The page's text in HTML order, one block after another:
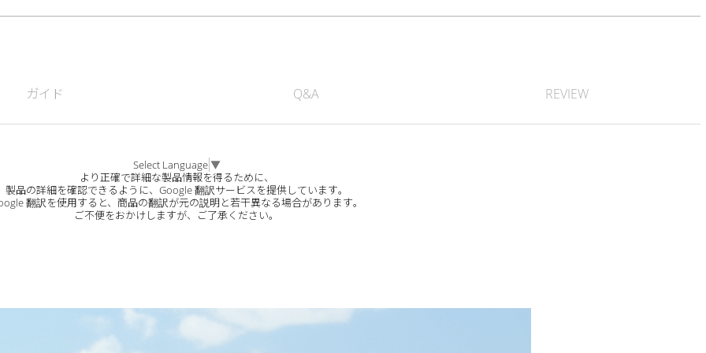
ガイド Q&A REVIEW
Select Language▼
より正確で詳細な製品情報を得るために、
製品の詳細を確認できるように、Google 翻訳サービスを提供しています。
翻訳を使用すると、商品の翻訳が元の説明と若干異なる場合があります。
ご不便をおかけしますが、ご了承ください。